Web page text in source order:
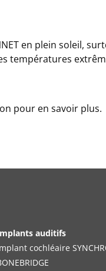
en plein soleil,
températures
pour en savoir plus.
auditifs
cochléaire